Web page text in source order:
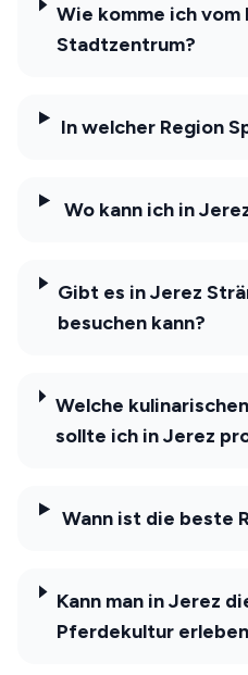
Wie komme ich vom
Stadtzentrum?
In welcher Region
Wo kann ich in
Gibt es in Jerez
besuchen kann?
Welche
sollte ich in Jerez
Wann ist die beste
Kann man in Jerez
Pferdekultur